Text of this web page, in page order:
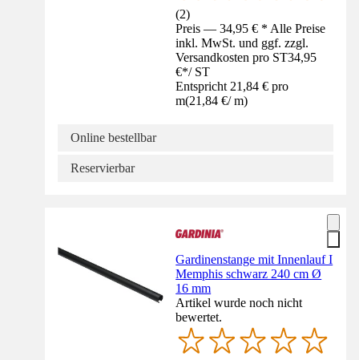
(2)
Preis — 34,95 € * Alle Preise
inkl. MwSt. und ggf. zzgl.
Versandkosten pro ST34,95
€*/ ST
Entspricht 21,84 € pro
m(21,84 €/ m)
Online bestellbar
Reservierbar
Gardinenstange mit Innenlauf I
Memphis schwarz 240 cm Ø
16 mm
Artikel wurde noch nicht
bewertet.